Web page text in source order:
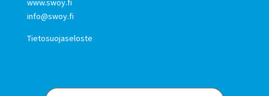
www.swoy.fi
info@swoy.fi
Tietosuojaseloste